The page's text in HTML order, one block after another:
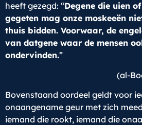
heeft gezegd: “Degene die uien
gegeten mag onze moskeeën
thuis bidden. Voorwaar, de
van datgene waar de mensen
ondervinden.”
(al-
Bovenstaand oordeel geldt voor
onaangename geur met zich
iemand die rookt, iemand die